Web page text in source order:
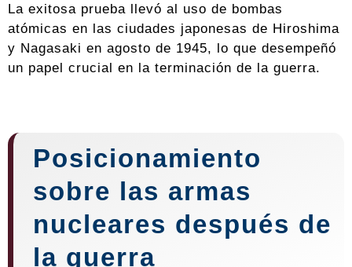
La exitosa prueba llevó al uso de bombas
atómicas en las ciudades japonesas de Hiroshima
y Nagasaki en agosto de 1945, lo que desempeñó
un papel crucial en la terminación de la guerra.
Posicionamiento
sobre las armas
nucleares después de
la guerra